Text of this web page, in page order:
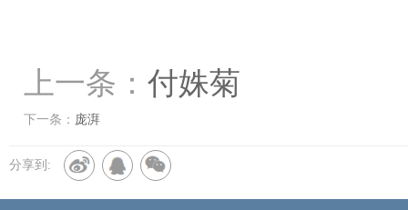
上一条： 付姝菊
下一条： 庞湃
分享到: